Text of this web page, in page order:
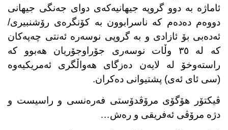
ئاماژە بە دوو گروپە جیهانیەکەی دوای جەنگی جیهانی
دووەم دەدەم کە ناسرابوون بە کۆنگرەی رۆشنبیری/
ئەدەبی بۆ ئازادی و بە گروپی نوسەرە ئەنتی چەپەکان
کە لە ٣٥ وڵات نوسەری جۆراوجۆریان هەبوو کە
راستەوخۆ لە لایەن دەزگای هەواڵگری ئەمریکیەوە
(سی ئای ئەی) پشتیوانی دەکران.
ڤیکتۆر هۆگۆی مرۆڤدۆستی فەرەنسی و راسیست و
دژە مرۆڤی ئەفریقی و رەش…